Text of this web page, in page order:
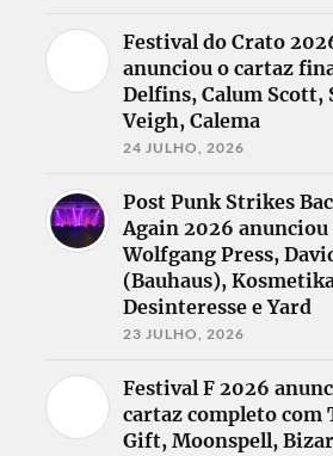
Festival do Crato
anunciou o cartaz
Delfins, Calum Scott,
Veigh, Calema
24 JULHO, 2026
Post Punk Strikes
Again 2026 anunciou
Wolfgang Press,
(Bauhaus),
Desinteresse e Yard
23 JULHO, 2026
Festival F 2026
cartaz completo com
Gift, Moonspell,